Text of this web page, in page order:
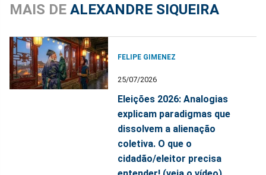
MAIS DE ALEXANDRE SIQUEIRA
FELIPE GIMENEZ
25/07/2026
Eleições 2026: Analogias
explicam paradigmas que
dissolvem a alienação
coletiva. O que o
cidadão/eleitor precisa